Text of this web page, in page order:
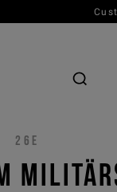
26E